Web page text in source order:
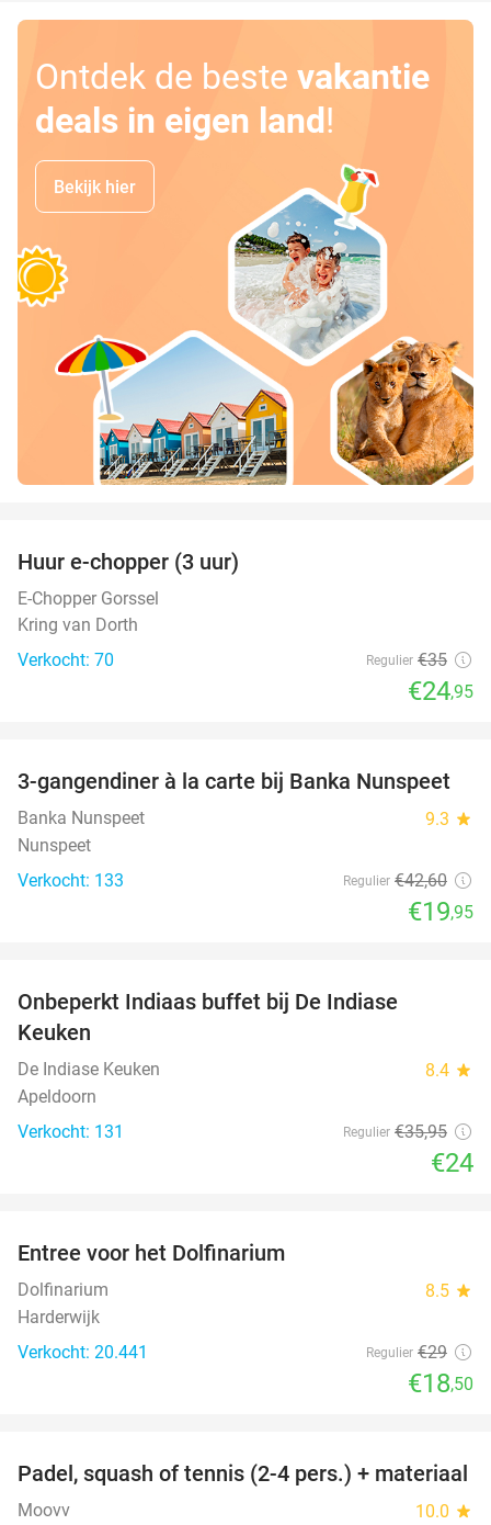
Ontdek de beste vakantie
deals in eigen land!
Bekijk hier
Huur e-chopper (3 uur)
E-Chopper Gorssel
Kring van Dorth
Verkocht: 70
Regulier €35
€24,95
53%
3-gangendiner à la carte bij Banka Nunspeet
Banka Nunspeet 9.3 star
Nunspeet
Verkocht: 133
Regulier €42,60
€19,95
Onbeperkt Indiaas buffet bij De Indiase
Keuken
De Indiase Keuken 8.4 star
Apeldoorn
Verkocht: 131
Regulier €35,95
€24
Entree voor het Dolfinarium
Dolfinarium 8.5 star
Harderwijk
Verkocht: 20.441
Regulier €29
€18,50
50%
Padel, squash of tennis (2-4 pers.) + materiaal
Moovv 10.0 star